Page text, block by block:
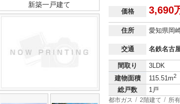
新築一戸建て
価格 3,690
住所 愛知県岡
交通 名鉄名古
間取り
3LDK
建物面積
115.51m2
総戸数 1戸
都市ガス 2階建て 所